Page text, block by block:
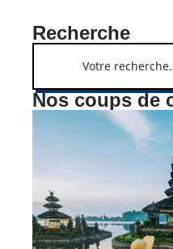
Recherche
Nos coups de